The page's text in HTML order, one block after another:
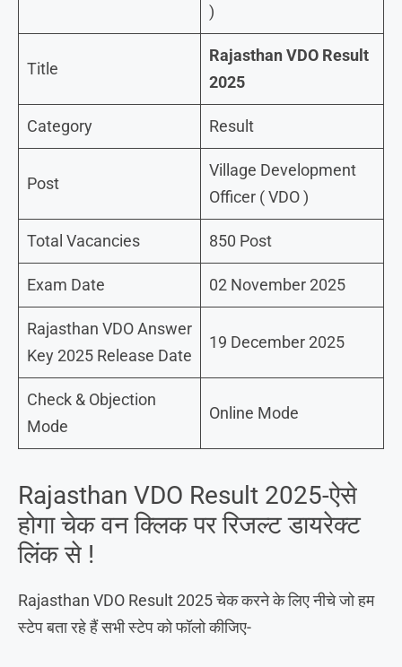
)
Title
Rajasthan VDO Result
2025
Category Result
Post
Village Development
Officer ( VDO )
Total Vacancies 850 Post
Exam Date 02 November 2025
Rajasthan VDO Answer
Key 2025 Release Date
19 December 2025
Check & Objection
Mode
Online Mode
Rajasthan VDO Result 2025-ऐसे
होगा चेक वन क्लिक पर रिजल्ट डायरेक्ट
लिंक से !
Rajasthan VDO Result 2025 चेक करने के लिए नीचे जो हम
स्टेप बता रहे हैं सभी स्टेप को फॉलो कीजिए-